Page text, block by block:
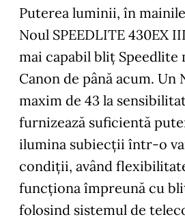
Puterea luminii, în
Noul SPEEDLITE 430EX
mai capabil bliț Speedlite
Canon de până acum. Un
maxim de 43 la
furnizează suficientă
ilumina subiecții într-o
condiții, având
funcționa împreună cu
folosind sistemul de